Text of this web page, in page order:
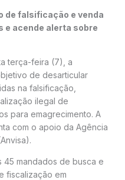
de falsificação e venda
e acende alerta sobre
terça-feira (7), a
de desarticular
na falsificação,
ilegal de
para emagrecimento. A
com o apoio da Agência
mandados de busca e
fiscalização em